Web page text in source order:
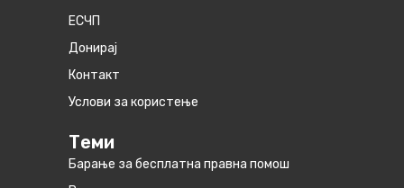
ЕСЧП
Донирај
Контакт
Услови за користење
Теми
Барање за бесплатна правна помош